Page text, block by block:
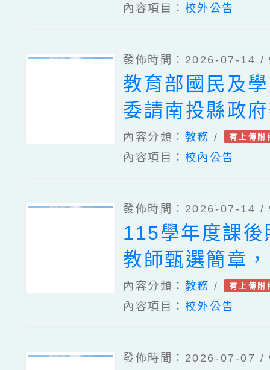
內容項目： 校外公告
發佈時間：2026-07-14 /
教育部國民及
委請南投縣政
「115年度教師
研習實施計畫–
場)」實施計畫
內容分類： 教務 / 有上傳附
內容項目： 校內公告
發佈時間：2026-07-14 /
115學年度課後
教師甄選簡章
缺額。
內容分類： 教務 / 有上傳附
內容項目： 校外公告
發佈時間：2026-07-07 /